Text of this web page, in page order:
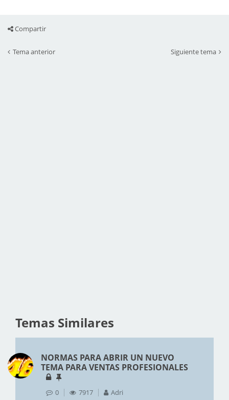
Compartir
Tema anterior Siguiente tema
Temas Similares
NORMAS PARA ABRIR UN NUEVO
TEMA PARA VENTAS PROFESIONALES
0 7917 Adri